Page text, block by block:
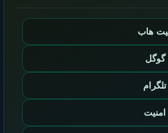
هاب
گوگل
تلگرام
امنیت